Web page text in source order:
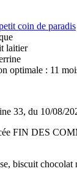
coin de paradis
laitier
optimale : 11
33, du 10/08/
biscuit chocolat